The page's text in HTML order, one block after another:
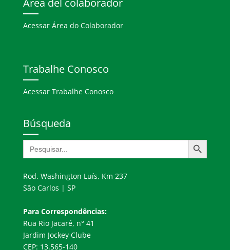
Área del colaborador
Acessar Área do Colaborador
Trabalhe Conosco
Acessar Trabalhe Conosco
Búsqueda
Buscar: Botón de búsqueda
Rod. Washington Luís, Km 237
São Carlos | SP
Para Correspondências:
Rua Rio Jacaré, n° 41
Jardim Jockey Clube
CEP: 13.565-140